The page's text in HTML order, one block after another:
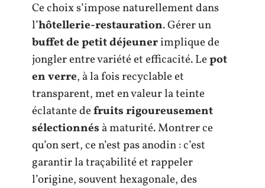
Ce choix s’impose naturellement dans
l’hôtellerie-restauration. Gérer un
buffet de petit déjeunerimplique de
jongler entre variété et efficacité. Lepot
en verre, à la fois recyclable et
transparent, met en valeur la teinte
éclatante defruits rigoureusement
sélectionnés à maturité. Montrer ce
qu’on sert, ce n’est pas anodin : c’est
garantir la traçabilité et rappeler
l’origine, souvent hexagonale, des